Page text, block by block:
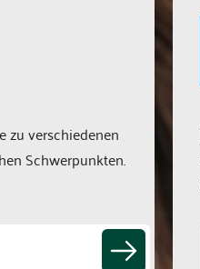
zu verschiedenen
Schwerpunkten.